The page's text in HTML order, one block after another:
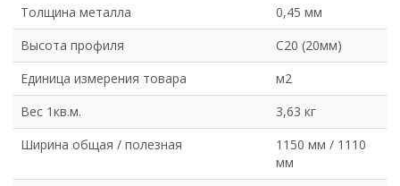
Толщина металла
0,45 мм
Высота профиля
С20 (20мм)
Единица измерения товара
м2
Вес 1кв.м.
3,63 кг
Ширина общая / полезная
1150 мм / 1110
мм